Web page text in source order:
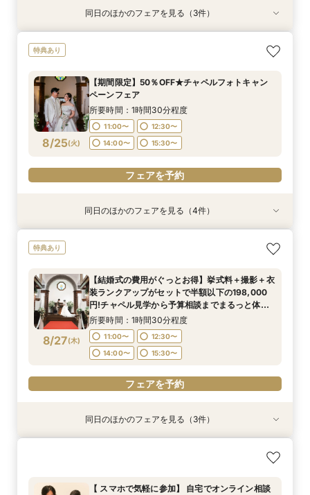
8/24(月
【期間限定】50％OFF★チャペルフォトキャン
11:00〜
14:00〜
15:30〜
フェアを予約
8/24(月
【挙式＋会食が5万円OFF！】費用を抑えて叶え
11:00〜
14:00〜
15:30〜
フェアを予約
8/24(月
【結婚式の費用がぐっとお得】挙式料＋撮影＋衣
BIGフェア
所要時間：1時間30分程度
14:00〜
15:30〜
フェアを予約
同日のほかのフェアを見る（3件）
特典あり
8/25(火)
【期間限定】50％OFF★チャペルフォトキャン
ペーンフェア
所要時間：1時間30分程度
11:00〜
12:30〜
14:00〜
15:30〜
フェアを予約
8/25(火)
【挙式＋会食が5万円OFF！】費用を抑えて叶え
11:00〜
12:30〜
14:00〜
15:30〜
フェアを予約
8/25(火)
【 スマホで気軽に参加】 自宅でオンライン相談
11:00〜
12:30〜
14:00〜
15:30〜
フェアを予約
8/25(火)
11:00〜
12:30〜
14:00〜
15:30〜
フェアを予約
8/25(火)
【結婚式の費用がぐっとお得】挙式料＋撮影＋衣
BIGフェア
所要時間：1時間30分程度
11:00〜
12:30〜
14:00〜
15:30〜
フェアを予約
同日のほかのフェアを見る（4件）
特典あり
8/27(木)
【結婚式の費用がぐっとお得】挙式料＋撮影＋衣
装ランクアップがセットで半額以下の198,000
円!チャペル見学から予算相談までまるっと体験
BIGフェア
所要時間：1時間30分程度
11:00〜
12:30〜
14:00〜
15:30〜
フェアを予約
【期間限定】50％OFF★チャペルフォトキャン
【挙式＋会食が5万円OFF！】費用を抑えて叶え
11:00〜
12:30〜
同日のほかのフェアを見る（3件）
【 スマホで気軽に参加】 自宅でオンライン相談